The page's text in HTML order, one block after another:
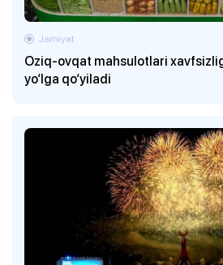
Oziq-ovqat mahsulotlari
yo‘lga qo‘yiladi
Jamiyat